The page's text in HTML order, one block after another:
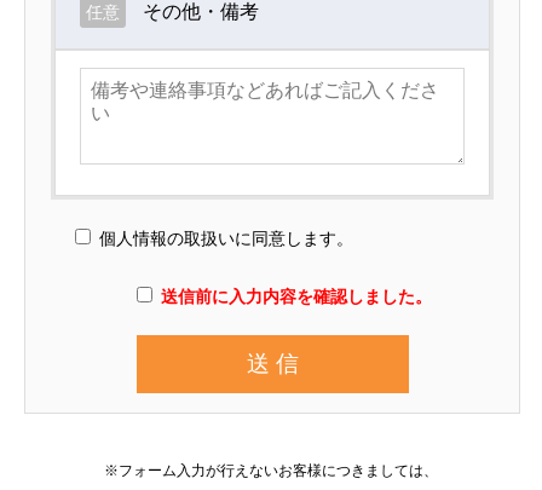
任意 その他・備考
個人情報の取扱いに同意します。
送信前に入力内容を確認しました。
※フォーム入力が行えないお客様につきましては、